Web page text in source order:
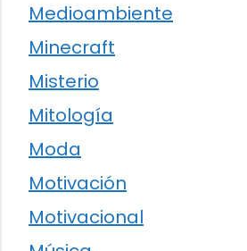
Medioambiente
Minecraft
Misterio
Mitología
Moda
Motivación
Motivacional